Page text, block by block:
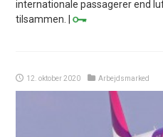
internationale passagerer end
tilsammen. |
12. oktober 2020 Arbejdsmarked